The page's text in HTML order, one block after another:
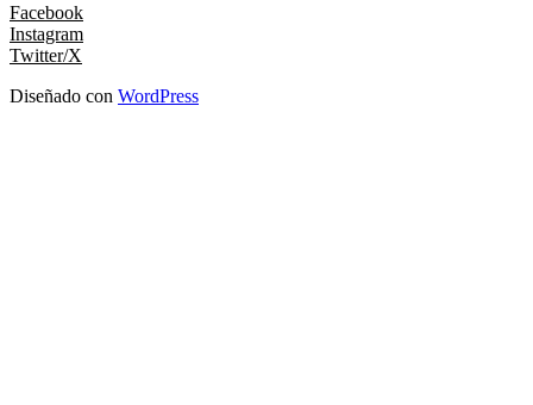
Facebook
Instagram
Twitter/X
Diseñado con WordPress